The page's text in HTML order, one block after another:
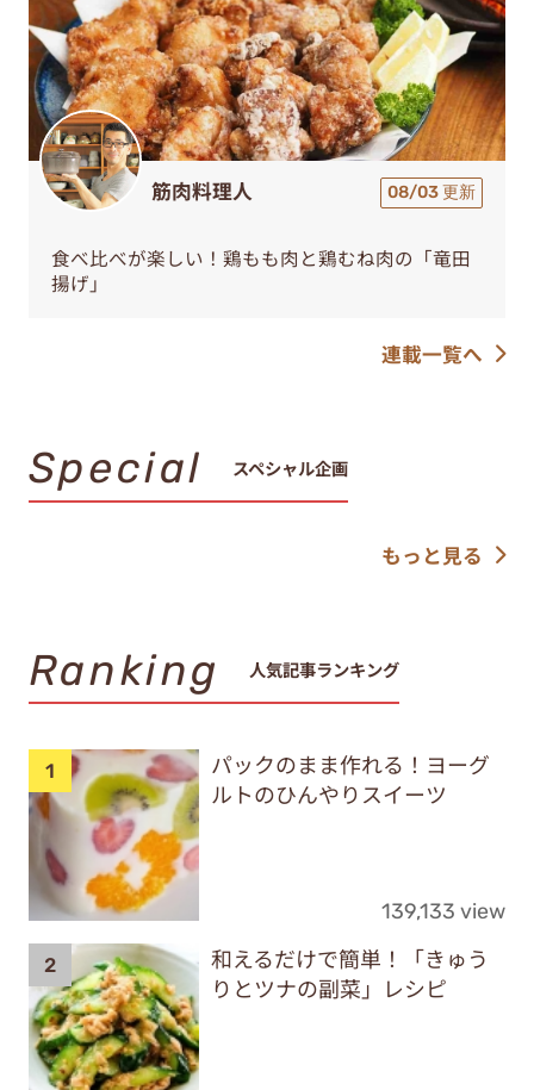
筋肉料理人 08/03 更新
食べ比べが楽しい！鶏もも肉と鶏むね肉の「竜田
揚げ」
連載一覧へ
Special スペシャル企画
もっと見る
Ranking 人気記事ランキング
パックのまま作れる！ヨーグ
ルトのひんやりスイーツ
139,133 view
和えるだけで簡単！「きゅう
りとツナの副菜」レシピ